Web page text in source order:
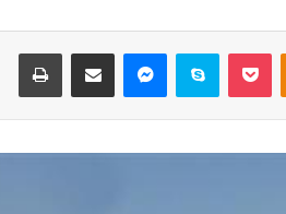
سكايب